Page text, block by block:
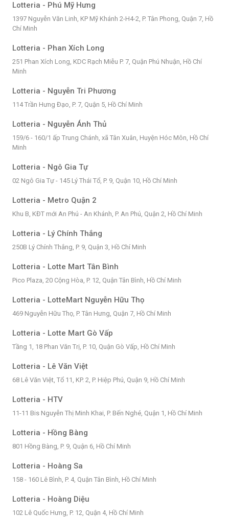
Lotteria - Phú Mỹ Hưng
1397 Nguyễn Văn Linh, KP Mỹ Khánh 2-H4-2, P. Tân Phong, Quận 7, Hồ
Chí Minh
Lotteria - Phan Xích Long
251 Phan Xích Long, KDC Rạch Miễu P. 7, Quận Phú Nhuận, Hồ Chí
Minh
Lotteria - Nguyễn Tri Phương
114 Trần Hưng Đạo, P. 7, Quận 5, Hồ Chí Minh
Lotteria - Nguyễn Ánh Thủ
159/6 - 160/1 ấp Trung Chánh, xã Tân Xuân, Huyện Hóc Môn, Hồ Chí
Minh
Lotteria - Ngô Gia Tự
02 Ngô Gia Tự - 145 Lý Thái Tổ, P. 9, Quận 10, Hồ Chí Minh
Lotteria - Metro Quận 2
Khu B, KĐT mới An Phú - An Khánh, P. An Phú, Quận 2, Hồ Chí Minh
Lotteria - Lý Chính Thắng
250B Lý Chính Thắng, P. 9, Quận 3, Hồ Chí Minh
Lotteria - Lotte Mart Tân Bình
Pico Plaza, 20 Cộng Hòa, P. 12, Quận Tân Bình, Hồ Chí Minh
Lotteria - LotteMart Nguyễn Hữu Thọ
469 Nguyễn Hữu Thọ, P. Tân Hưng, Quận 7, Hồ Chí Minh
Lotteria - Lotte Mart Gò Vấp
Tầng 1, 18 Phan Văn Trị, P. 10, Quận Gò Vấp, Hồ Chí Minh
Lotteria - Lê Văn Việt
68 Lê Văn Việt, Tổ 11, KP. 2, P. Hiệp Phú, Quận 9, Hồ Chí Minh
Lotteria - HTV
11-11 Bis Nguyễn Thị Minh Khai, P. Bến Nghé, Quận 1, Hồ Chí Minh
Lotteria - Hồng Bàng
801 Hồng Bàng, P. 9, Quận 6, Hồ Chí Minh
Lotteria - Hoàng Sa
158 - 160 Lê Bình, P. 4, Quận Tân Bình, Hồ Chí Minh
Lotteria - Hoàng Diệu
102 Lê Quốc Hưng, P. 12, Quận 4, Hồ Chí Minh